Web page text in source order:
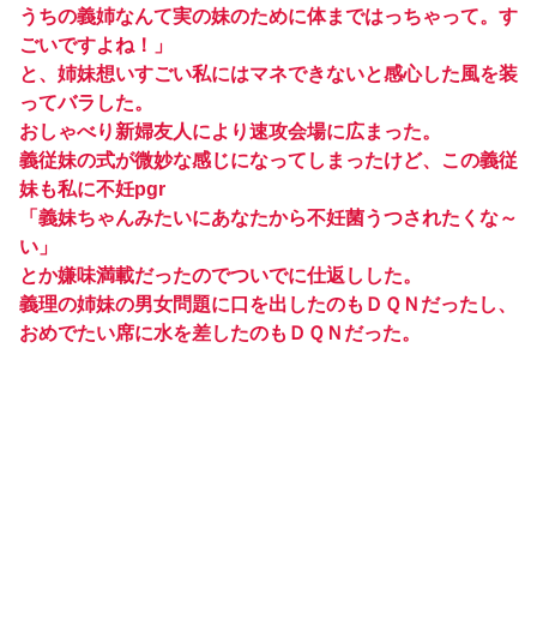
うちの義姉なんて実の妹のために体まではっちゃって。す
ごいですよね！」
と、姉妹想いすごい私にはマネできないと感心した風を装
ってバラした。
おしゃべり新婦友人により速攻会場に広まった。
義従妹の式が微妙な感じになってしまったけど、この義従
妹も私に不妊pgr
「義妹ちゃんみたいにあなたから不妊菌うつされたくな～
い」
とか嫌味満載だったのでついでに仕返しした。
義理の姉妹の男女問題に口を出したのもＤＱＮだったし、
おめでたい席に水を差したのもＤＱＮだった。